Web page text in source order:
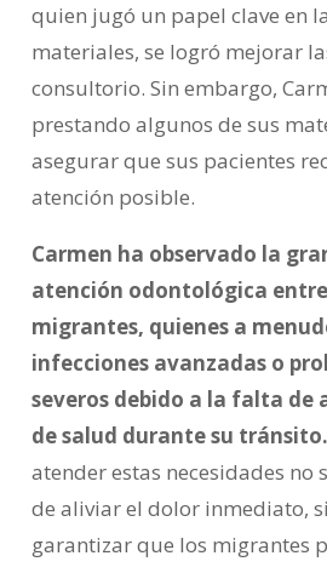
quien jugó un papel clave en
materiales, se logró mejorar
consultorio. Sin embargo,
prestando algunos de sus
asegurar que sus pacientes
atención posible.
Carmen ha observado la
atención odontológica
migrantes, quienes a
infecciones avanzadas o
severos debido a la falta de
de salud durante su tránsito.
atender estas necesidades no
de aliviar el dolor inmediato,
garantizar que los migrantes